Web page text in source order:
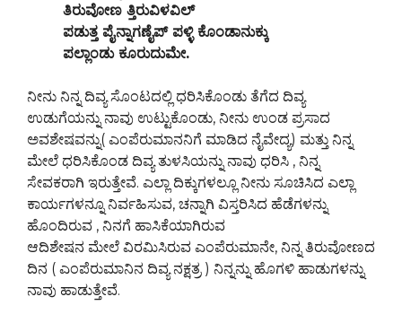
ತಿರುವೋಣ ತ್ತಿರುವಿಳವಿಲ್
ಪಡುತ್ತ ಪೈನ್ನಾಗಣೈಪ್ ಪಳ್ಳಿ ಕೊಂಡಾನುಕ್ಕು
ಪಲ್ಲಾಂಡು ಕೂರುದುಮೇ.
ನೀನು ನಿನ್ನ ದಿವ್ಯ ಸೊಂಟದಲ್ಲಿ ಧರಿಸಿಕೊಂಡು ತೆಗೆದ ದಿವ್ಯ
ಉಡುಗೆಯನ್ನು ನಾವು ಉಟ್ಟುಕೊಂಡು, ನೀನು ಉಂಡ ಪ್ರಸಾದ
ಅವಶೇಷವನ್ನು( ಎಂಪೆರುಮಾನನಿಗೆ ಮಾಡಿದ ನೈವೇದ್ಯ) ಮತ್ತು ನಿನ್ನ
ಮೇಲೆ ಧರಿಸಿಕೊಂಡ ದಿವ್ಯ ತುಳಸಿಯನ್ನು ನಾವು ಧರಿಸಿ , ನಿನ್ನ
ಸೇವಕರಾಗಿ ಇರುತ್ತೇವೆ. ಎಲ್ಲಾ ದಿಕ್ಕುಗಳಲ್ಲೂ ನೀನು ಸೂಚಿಸಿದ ಎಲ್ಲಾ
ಕಾರ್ಯಗಳನ್ನೂ ನಿರ್ವಹಿಸುವ, ಚನ್ನಾಗಿ ವಿಸ್ತರಿಸಿದ ಹೆಡೆಗಳನ್ನು
ಹೊಂದಿರುವ , ನಿನಗೆ ಹಾಸಿಕೆಯಾಗಿರುವ
ಆದಿಶೇಷನ ಮೇಲೆ ವಿರಮಿಸಿರುವ ಎಂಪೆರುಮಾನೇ, ನಿನ್ನ ತಿರುವೋಣದ
ದಿನ ( ಎಂಪೆರುಮಾನಿನ ದಿವ್ಯ ನಕ್ಷತ್ರ ) ನಿನ್ನನ್ನು ಹೊಗಳಿ ಹಾಡುಗಳನ್ನು
ನಾವು ಹಾಡುತ್ತೇವೆ.